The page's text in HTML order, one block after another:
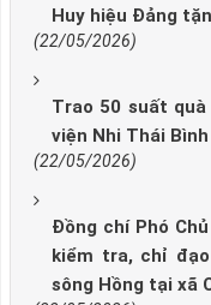
Huy hiệu Đảng
(22/05/2026)
Trao 50 suất
viện Nhi Thái Bình
(22/05/2026)
Đồng chí Phó
kiểm tra, chỉ
sông Hồng tại xã